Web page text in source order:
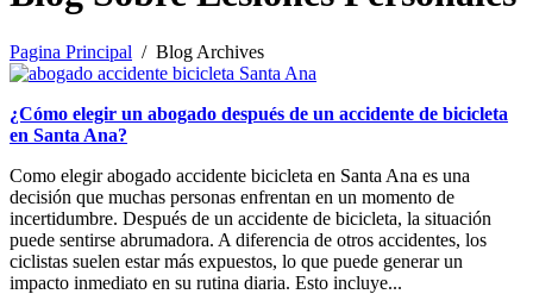
Pagina Principal / Blog Archives
¿Cómo elegir un abogado después de un accidente de bicicleta
en Santa Ana?
Como elegir abogado accidente bicicleta en Santa Ana es una
decisión que muchas personas enfrentan en un momento de
incertidumbre. Después de un accidente de bicicleta, la situación
puede sentirse abrumadora. A diferencia de otros accidentes, los
ciclistas suelen estar más expuestos, lo que puede generar un
impacto inmediato en su rutina diaria. Esto incluye...